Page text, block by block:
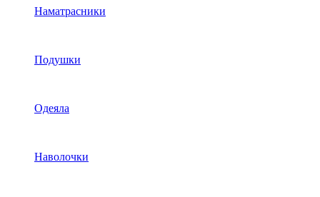
Наматрасники
Подушки
Одеяла
Наволочки